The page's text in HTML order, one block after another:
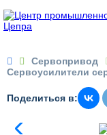
 Сервопривод
Сервоусилители
Поделиться в: